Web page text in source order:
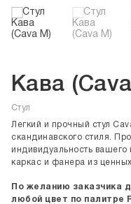
Кава
Стул
Легкий и прочный стул
скандинавского стиля.
индивидуальность
каркас и фанера из
По желанию заказчика
любой цвет по палитре